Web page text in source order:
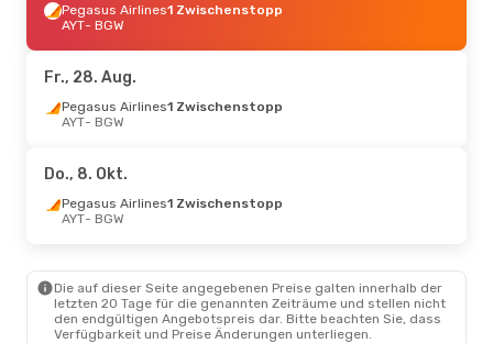
Pegasus Airlines1 Zwischenstopp
AYT- BGW
Fr., 28. Aug.
Pegasus Airlines1 Zwischenstopp
AYT- BGW
Do., 8. Okt.
Pegasus Airlines1 Zwischenstopp
AYT- BGW
Die auf dieser Seite angegebenen Preise galten innerhalb der
letzten 20 Tage für die genannten Zeiträume und stellen nicht
den endgültigen Angebotspreis dar. Bitte beachten Sie, dass
Verfügbarkeit und Preise Änderungen unterliegen.